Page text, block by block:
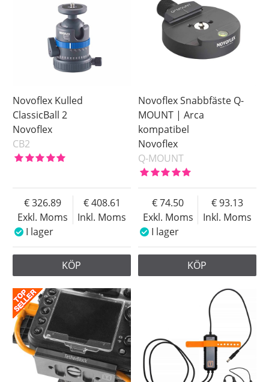
Novoflex Kulled
ClassicBall 2
Novoflex
CB2
Exkl. Moms
326.89
Inkl. Moms
408.61
I lager
KÖP
Novoflex Snabbfäste Q-
MOUNT | Arca
kompatibel
Novoflex
Q-MOUNT
Exkl. Moms
74.50
Inkl. Moms
93.13
I lager
KÖP